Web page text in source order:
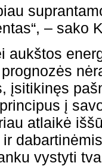
– sako
aukštos
įsitikinęs
į
atlaikė
vystyti